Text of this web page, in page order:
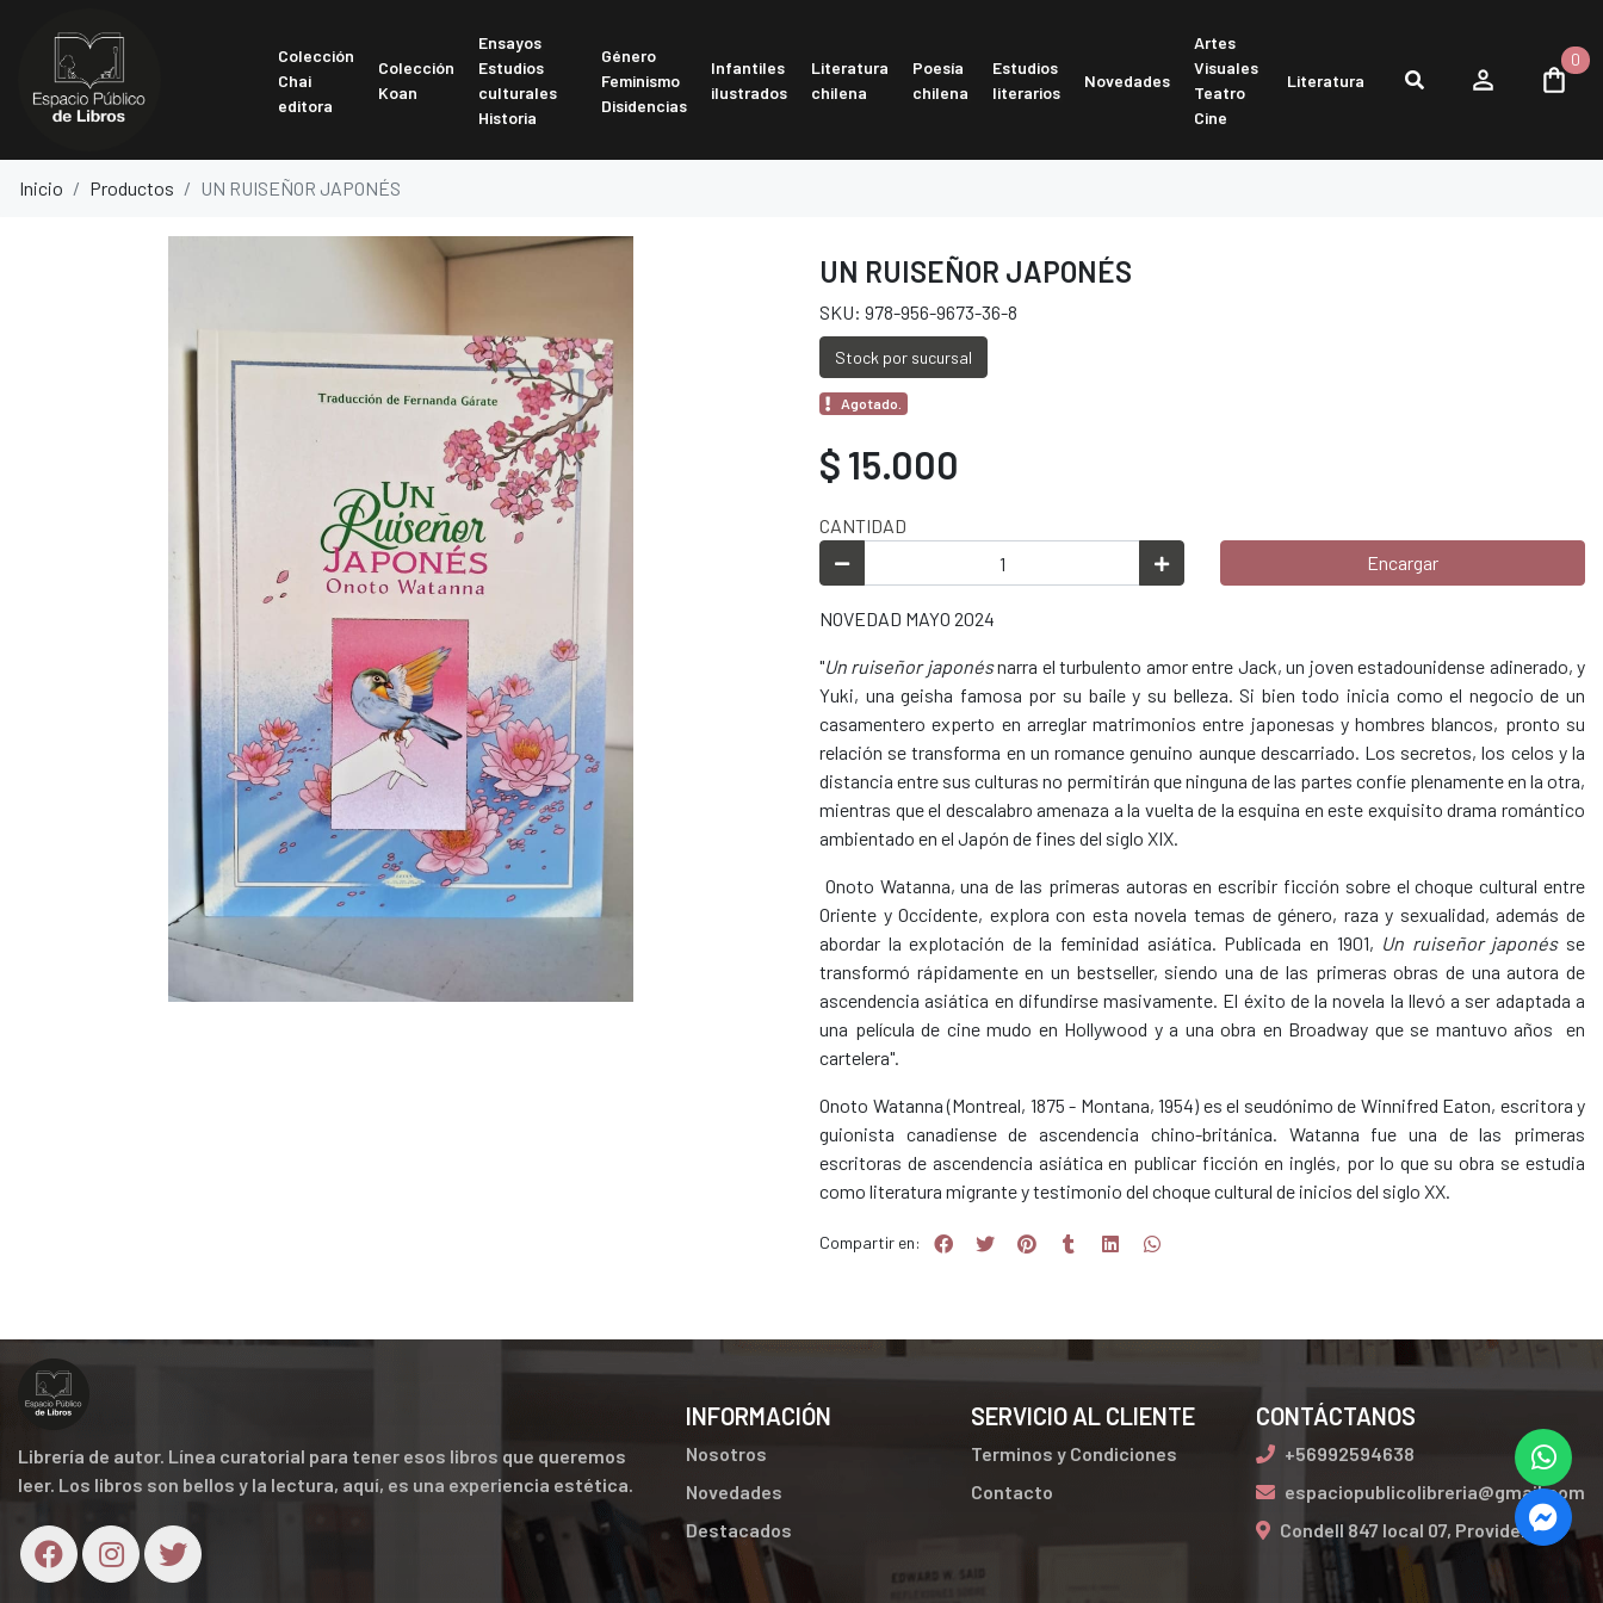
Colección
Chai
editora
Colección
Koan
Ensayos
Estudios
culturales
Historia
Género
Feminismo
Disidencias
Infantiles
ilustrados
Literatura
chilena
Poesía
chilena
Estudios
literarios
Novedades
Artes
Visuales
Teatro
Cine
Literatura
0
Inicio Productos UN RUISEÑOR JAPONÉS
UN RUISEÑOR JAPONÉS
SKU: 978-956-9673-36-8
Stock por sucursal
Agotado.
$ 15.000
CANTIDAD
Encargar
NOVEDAD MAYO 2024
"Un ruiseñor japonésnarra el turbulento amor entre Jack, un joven estadounidense adinerado, y
Yuki, una geisha famosa por su baile y su belleza. Si bien todo inicia como el negocio de un
casamentero experto en arreglar matrimonios entre japonesas y hombres blancos, pronto su
relación se transforma en un romance genuino aunque descarriado. Los secretos, los celos y la
distancia entre sus culturas no permitirán que ninguna de las partes confíe plenamente en la otra,
mientras que el descalabro amenaza a la vuelta de la esquina en este exquisito drama romántico
ambientado en el Japón de fines del siglo XIX.
Onoto Watanna, una de las primeras autoras en escribir ficción sobre el choque cultural entre
Oriente y Occidente, explora con esta novela temas de género, raza y sexualidad, además de
abordar la explotación de la feminidad asiática. Publicada en 1901, Un ruiseñor japonésse
transformó rápidamente en un bestseller, siendo una de las primeras obras de una autora de
ascendencia asiática en difundirse masivamente. El éxito de la novela la llevó a ser adaptada a
una película de cine mudo en Hollywood y a una obra en Broadway que se mantuvo años en
cartelera".
Onoto Watanna (Montreal, 1875 - Montana, 1954) es el seudónimo de Winnifred Eaton, escritora y
guionista canadiense de ascendencia chino-británica. Watanna fue una de las primeras
escritoras de ascendencia asiática en publicar ficción en inglés, por lo que su obra se estudia
como literatura migrante y testimonio del choque cultural de inicios del siglo XX.
Compartir en:
Librería de autor. Línea curatorial para tener esos libros que queremos
leer. Los libros son bellos y la lectura, aquí, es una experiencia estética.
INFORMACIÓN
Nosotros
Novedades
Destacados
SERVICIO AL CLIENTE
Terminos y Condiciones
Contacto
CONTÁCTANOS
+56992594638
espaciopublicolibreria@gmail.com
Condell 847 local 07, Providencia